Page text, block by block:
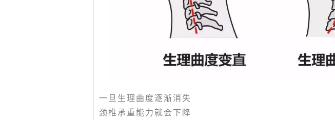
一旦生理曲度逐渐消失
颈椎承重能力就会下降